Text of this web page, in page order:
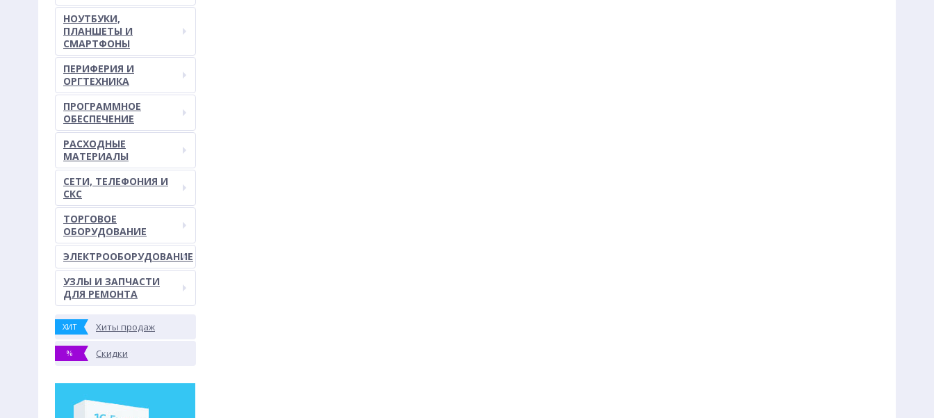
НОУТБУКИ,
ПЛАНШЕТЫ И
СМАРТФОНЫ
ПЕРИФЕРИЯ И
ОРГТЕХНИКА
ПРОГРАММНОЕ
ОБЕСПЕЧЕНИЕ
РАСХОДНЫЕ
МАТЕРИАЛЫ
СЕТИ, ТЕЛЕФОНИЯ И
СКС
ТОРГОВОЕ
ОБОРУДОВАНИЕ
ЭЛЕКТРООБОРУДОВАНИЕ
УЗЛЫ И ЗАПЧАСТИ
ДЛЯ РЕМОНТА
ХИТ Хиты продаж
% Скидки